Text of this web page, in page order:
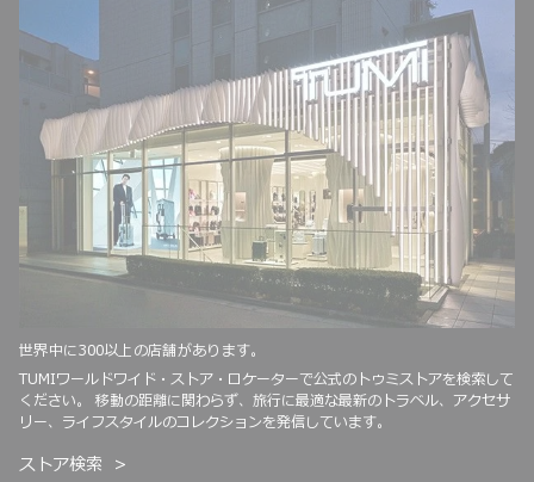
世界中に300以上の店舗があります。
TUMIワールドワイド・ストア・ロケーターで公式のトゥミストアを検索して
ください。 移動の距離に関わらず、旅行に最適な最新のトラベル、アクセサ
リー、ライフスタイルのコレクションを発信しています。
ストア検索